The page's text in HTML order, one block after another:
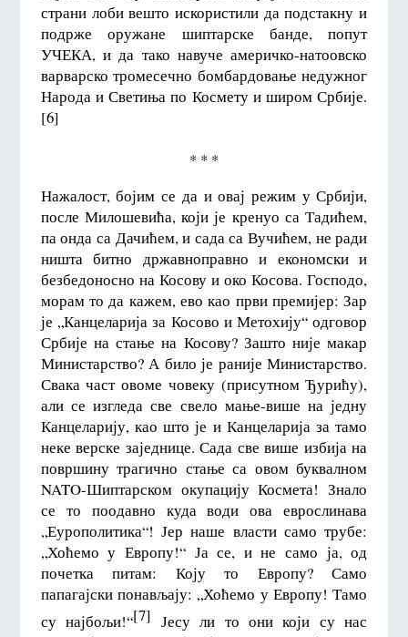
страни лоби вешто искористили да подстакну и
подрже оружане шиптарске банде, попут
УЧЕКА, и да тако навуче америчко-натоовско
варварско тромесечно бомбардовање недужног
Народа и Светиња по Космету и широм Србије.
[6]
* * *
Нажалост, бојим се да и овај режим у Србији,
после Милошевића, који је кренуо са Тадићем,
па онда са Дачићем, и сада са Вучићем, не ради
ништа битно државноправно и економски и
безбедоносно на Косову и око Косова. Господо,
морам то да кажем, ево као први премијер: Зар
је „Канцеларија за Косово и Метохију“ одговор
Србије на стање на Косову? Зашто није макар
Министарство? А било је раније Министарство.
Свака част овоме човеку (присутном Ђурићу),
али се изгледа све свело мање-више на једну
Канцеларију, као што је и Канцеларија за тамо
неке верске заједнице. Сада све више избија на
површину трагично стање са овом буквалном
NATO-Шиптарском окупацију Космета! Знало
се то поодавно куда води ова еврослинава
„Еурополитика“! Јер наше власти само трубе:
„Хоћемо у Европу!“ Ја се, и не само ја, од
почетка питам: Коју то Европу? Само
папагајски понављају: „Хоћемо у Европу! Тамо
су најбољи!“[7] Јесу ли то они који су нас